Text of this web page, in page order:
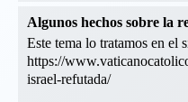
Algunos hechos sobre la
Este tema lo tratamos en el
https://
israel-refutada/